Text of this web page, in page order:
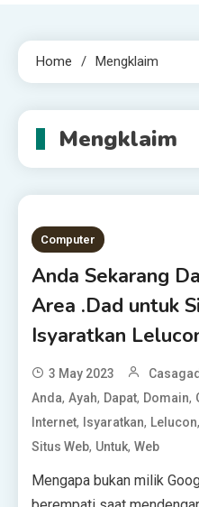
Home Mengklaim
Mengklaim
Computer
Anda Sekarang
Area .Dad untuk
Isyaratkan
3 May 2023
Anda,Ayah, Dapat, Domain,
Internet, Isyaratkan, Lelucon,
Situs Web, Untuk,Web
Mengapa bukan milik